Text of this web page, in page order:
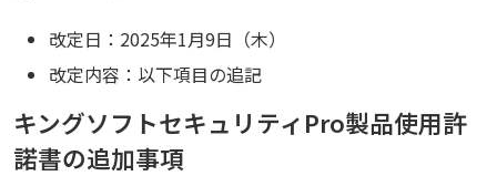
改定日：2025年1月9日（木）
改定内容：以下項目の追記
キングソフトセキュリティPro製品使用許
諾書の追加事項